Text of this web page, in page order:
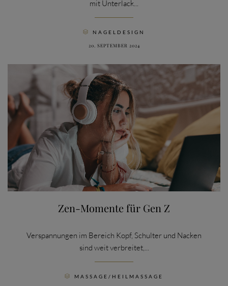
mit Unterlack...
 NAGELDESIGN
20. SEPTEMBER 2024
Zen-Momente für Gen Z
Verspannungen im Bereich Kopf, Schulter und Nacken
sind weit verbreitet,...
 MASSAGE/HEILMASSAGE